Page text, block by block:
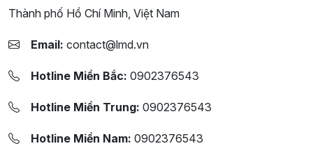
Thành phố Hồ Chí Minh, Việt Nam
Email: contact@lmd.vn
Hotline Miền Bắc: 0902376543
Hotline Miền Trung: 0902376543
Hotline Miền Nam: 0902376543